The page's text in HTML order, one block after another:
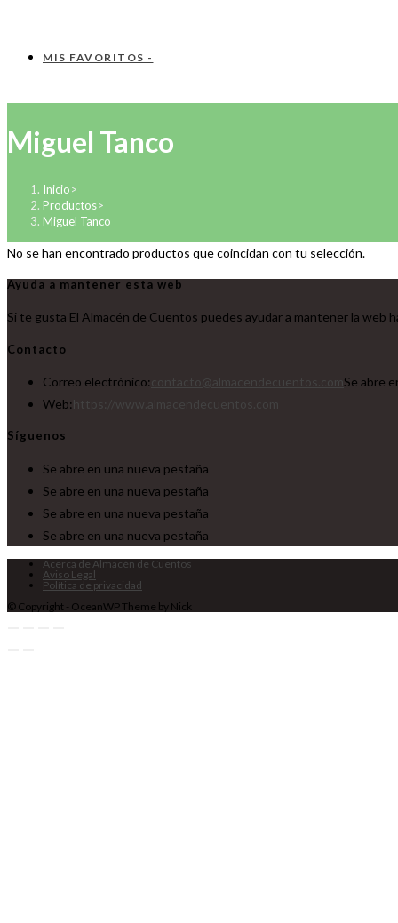
MIS FAVORITOS -
Miguel Tanco
Inicio>
Productos>
Miguel Tanco
No se han encontrado productos que coincidan con tu selección.
Ayuda a mantener esta web
Si te gusta El Almacén de Cuentos puedes ayudar a mantener la web
Contacto
Correo electrónico:
Se abre
Web:
Síguenos
Se abre en una nueva pestaña
Se abre en una nueva pestaña
Se abre en una nueva pestaña
Se abre en una nueva pestaña
Acerca de Almacén de Cuentos
Aviso Legal
Política de privacidad
© Copyright - OceanWP Theme by Nick